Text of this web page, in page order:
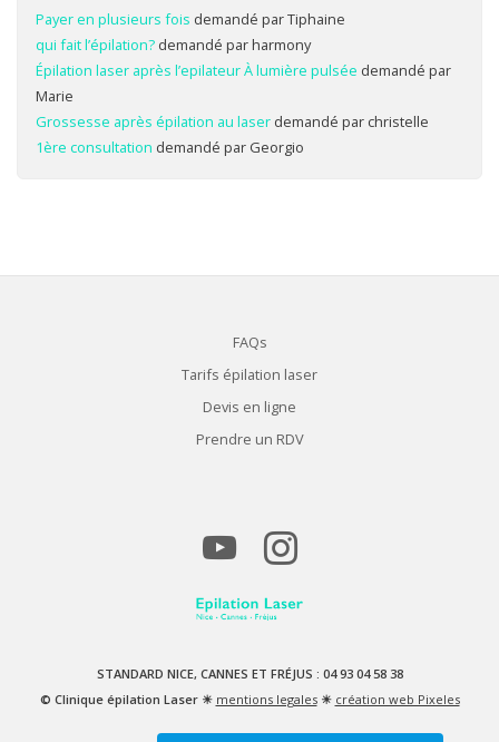
Payer en plusieurs fois demandé par Tiphaine
qui fait l’épilation?demandé par harmony
Épilation laser après l’epilateur À lumière pulsée demandé par
Marie
Grossesse après épilation au laserdemandé par christelle
1ère consultation demandé par Georgio
FAQs
Tarifs épilation laser
Devis en ligne
Prendre un RDV
STANDARD NICE, CANNES ET FRÉJUS : 04 93 04 58 38
© Clinique épilation Laser ☀ mentions legales☀ création web Pixeles